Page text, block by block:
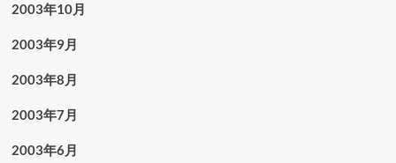
2003年10月
2003年9月
2003年8月
2003年7月
2003年6月